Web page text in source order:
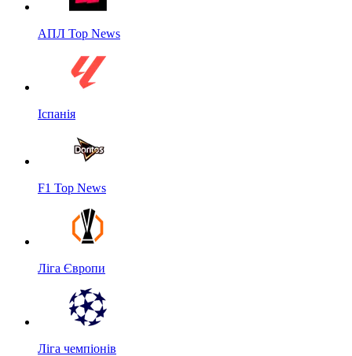
АПЛ Top News
Іспанія
F1 Top News
Ліга Європи
Ліга чемпіонів